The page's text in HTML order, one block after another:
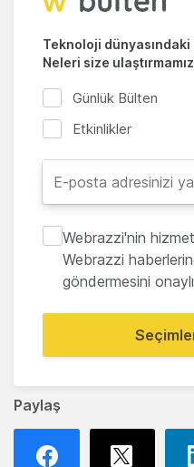
Paylaş
Teknoloji
Neleri size
Günlük Bülten
Etkinlikler
Webrazzi'nin
Webrazzi
göndermesini